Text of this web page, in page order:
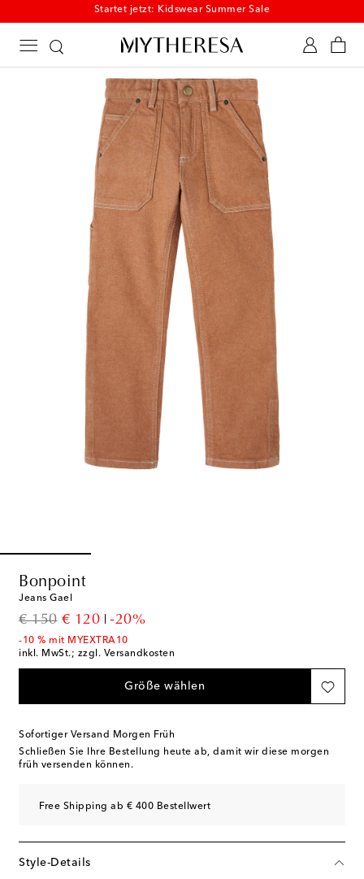
Startet jetzt: Kidswear Summer Sale
Bonpoint
Jeans Gael
€ 150
original price
€ 120
discount price
-20%
-10 % mit MYEXTRA10
inkl. MwSt.; zzgl. Versandkosten
Größe wählen
Sofortiger Versand Morgen Früh
Schließen Sie Ihre Bestellung heute ab, damit wir diese morgen
früh versenden können.
Free Shipping ab € 400 Bestellwert
Style-Details